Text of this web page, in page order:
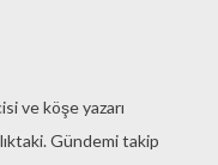
Çin'e birden fazla kez
resmi görüşmelerle
ve köşe yazarı
Gündemi takip